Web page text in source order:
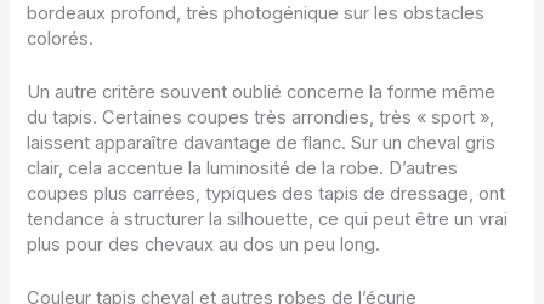
bordeaux profond, très photogénique sur les obstacles
colorés.
Un autre critère souvent oublié concerne la forme même
du tapis. Certaines coupes très arrondies, très « sport »,
laissent apparaître davantage de flanc. Sur un cheval gris
clair, cela accentue la luminosité de la robe. D’autres
coupes plus carrées, typiques des tapis de dressage, ont
tendance à structurer la silhouette, ce qui peut être un vrai
plus pour des chevaux au dos un peu long.
Couleur tapis cheval et autres robes de l’écurie